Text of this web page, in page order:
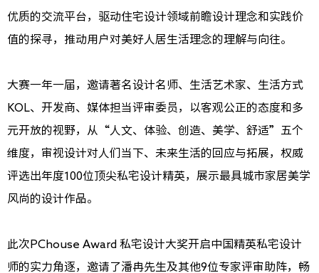
优质的交流平台，驱动住宅设计领域前瞻设计理念和实践价
值的探寻，推动用户对美好人居生活理念的理解与向往。
大赛一年一届，邀请著名设计名师、生活艺术家、生活方式
KOL、开发商、媒体担当评审委员，以客观公正的态度和多
元开放的视野，从“人文、体验、创造、美学、舒适”五个
维度，审视设计对人们当下、未来生活的回应与拓展，权威
评选出年度100位顶尖私宅设计精英，展示最具城市家居美学
风尚的设计作品。
此次PChouse Award 私宅设计大奖开启中国精英私宅设计
师的实力角逐，邀请了潘冉先生及其他9位专家评审助阵，畅